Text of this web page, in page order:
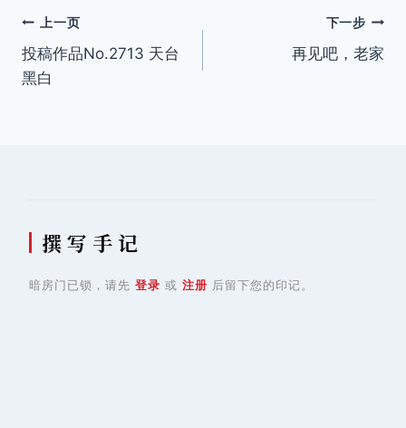
文
章
上一页
投稿作品No.2713 天台
黑白
下一步
再见吧，老家
撰 写 手 记
暗房门已锁，请先 登录 或 注册 后留下您的印记。